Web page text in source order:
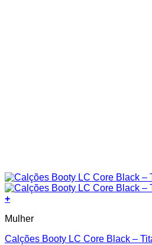
+
product
multiple
Mulher
Calções Booty LC Core Black –